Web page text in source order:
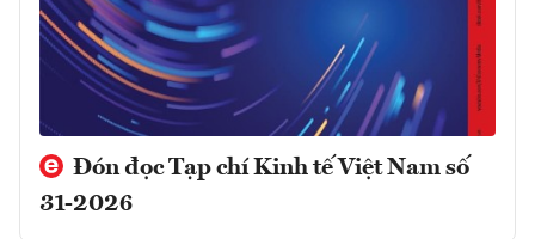
Đón đọc Tạp chí Kinh tế Việt Nam số
31-2026